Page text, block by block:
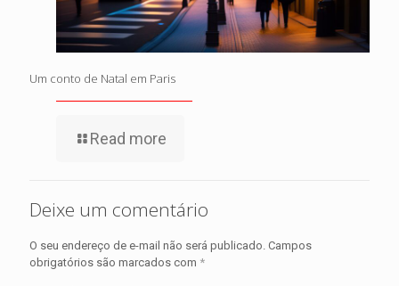
Um conto de Natal em Paris
Read more
Deixe um comentário
O seu endereço de e-mail não será publicado. Campos
obrigatórios são marcados com *